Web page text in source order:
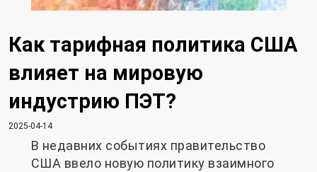
Как тарифная политика США
влияет на мировую
индустрию ПЭТ?
2025-04-14
В недавних событиях правительство
США ввело новую политику взаимного